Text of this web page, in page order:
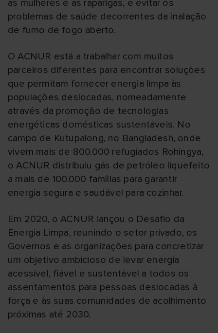
as mulheres e as raparigas, e evitar os
problemas de saúde decorrentes da inalação
de fumo de fogo aberto.
O ACNUR está a trabalhar com muitos
parceiros diferentes para encontrar soluções
que permitam fornecer energia limpa às
populações deslocadas, nomeadamente
através da promoção de tecnologias
energéticas domésticas sustentáveis. No
campo de Kutupalong, no Bangladesh, onde
vivem mais de 800.000 refugiados Rohingya,
o ACNUR distribuiu gás de petróleo liquefeito
a mais de 100.000 famílias para garantir
energia segura e saudável para cozinhar.
Em 2020, o ACNUR lançou o Desafio da
Energia Limpa, reunindo o setor privado, os
Governos e as organizações para concretizar
um objetivo ambicioso de levar energia
acessível, fiável e sustentável a todos os
assentamentos para pessoas deslocadas à
força e às suas comunidades de acolhimento
próximas até 2030.